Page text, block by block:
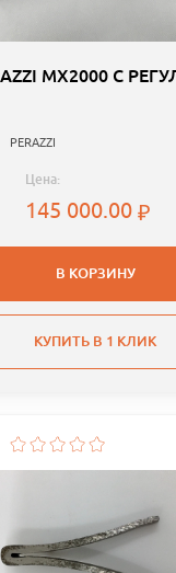
МХ2000 С
PERAZZI
Цена:
145 000.00
В КОРЗИНУ
КУПИТЬ В 1 КЛИК